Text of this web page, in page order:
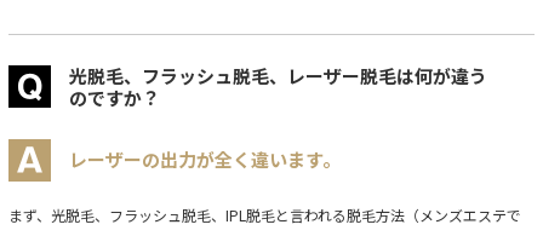
光脱毛、フラッシュ脱毛、レーザー脱毛は何が違う
のですか？
レーザーの出力が全く違います。
まず、光脱毛、フラッシュ脱毛、IPL脱毛と言われる脱毛方法（メンズエステで